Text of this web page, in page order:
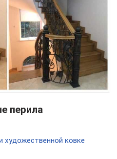
перила
художественной ковке